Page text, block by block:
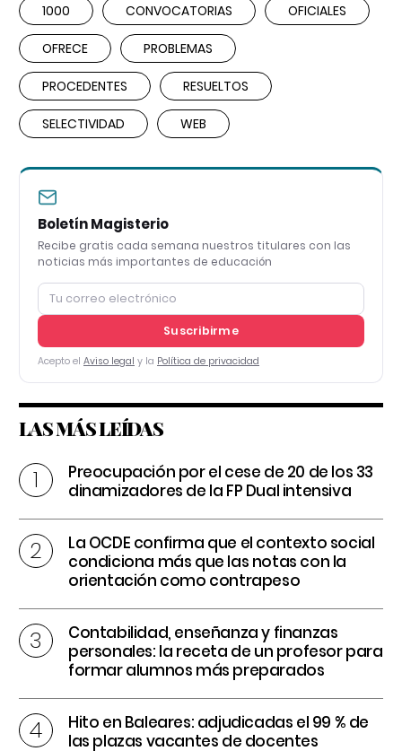
1000 CONVOCATORIAS OFICIALES
OFRECE PROBLEMAS
PROCEDENTES RESUELTOS
SELECTIVIDAD WEB
Boletín Magisterio
Recibe gratis cada semana nuestros titulares con las
noticias más importantes de educación
Suscribirme
Acepto el Aviso legal y la Política de privacidad
LAS MÁS LEÍDAS
Preocupación por el cese de 20 de los 33
dinamizadores de la FP Dual intensiva
La OCDE confirma que el contexto social
condiciona más que las notas con la
orientación como contrapeso
Contabilidad, enseñanza y finanzas
personales: la receta de un profesor para
formar alumnos más preparados
Hito en Baleares: adjudicadas el 99 % de
las plazas vacantes de docentes